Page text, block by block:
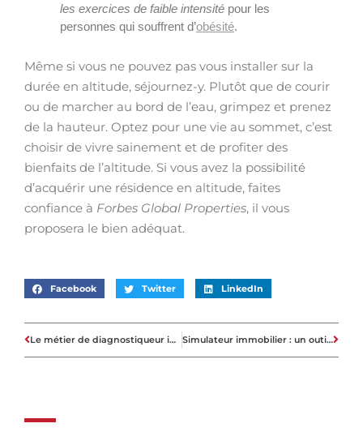
les exercices de faible intensité pour les
personnes qui souffrent d’obésité.
Même si vous ne pouvez pas vous installer sur la
durée en altitude, séjournez-y. Plutôt que de courir
ou de marcher au bord de l’eau, grimpez et prenez
de la hauteur. Optez pour une vie au sommet, c’est
choisir de vivre sainement et de profiter des
bienfaits de l’altitude. Si vous avez la possibilité
d’acquérir une résidence en altitude, faites
confiance à Forbes Global Properties, il vous
proposera le bien adéquat.
Facebook Twitter LinkedIn
Le métier de diagnostiqueur immobilier Simulateur immobilier : un outil indispensable pour l’investissement locatif